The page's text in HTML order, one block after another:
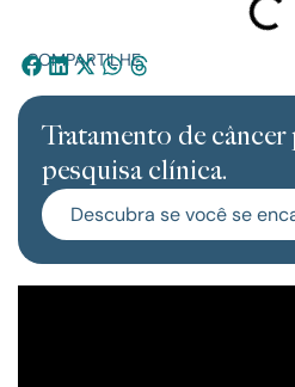
COMPARTILHE:
Tratamento de câncer
pesquisa clínica.
Descubra se você se